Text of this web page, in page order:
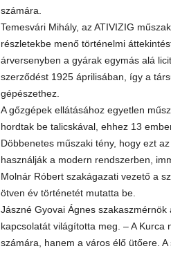
számára.
Temesvári Mihály, az ATIVIZIG
részletekbe menő történelmi
árversenyben a gyárak egymás alá
szerződést 1925 áprilisában, így a
gépészethez.
A gőzgépek ellátásához egyetlen
hordtak be talicskával, ehhez 13
Döbbenetes műszaki tény, hogy ezt
használják a modern rendszerben,
Molnár Róbert szakágazati vezető a
ötven év történetét mutatta be.
Jászné Gyovai Ágnes
kapcsolatát világította meg. – A
számára, hanem a város élő ütőere.